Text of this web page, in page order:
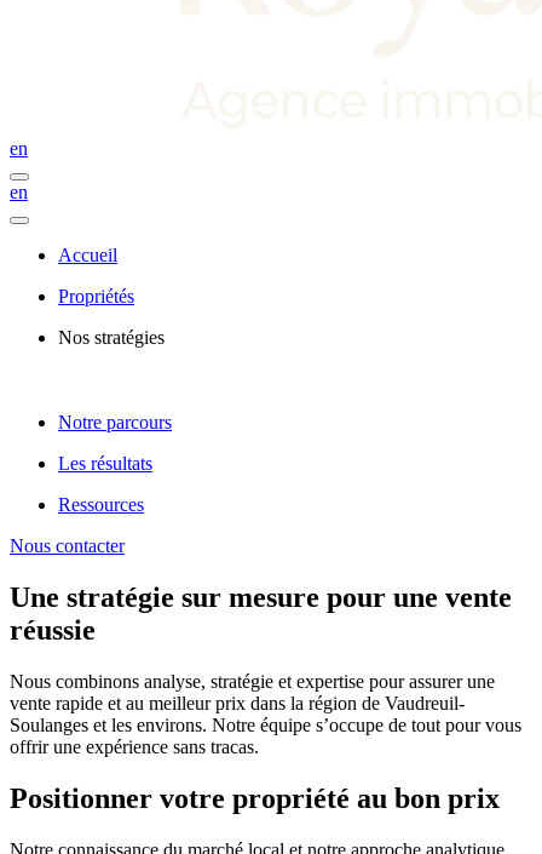
en
en
Accueil
Propriétés
Nos stratégies
Notre parcours
Les résultats
Ressources
Nous contacter
Une stratégie sur mesure pour une vente
réussie
Nous combinons analyse, stratégie et expertise pour assurer une
vente rapide et au meilleur prix dans la région de Vaudreuil-
Soulanges et les environs. Notre équipe s’occupe de tout pour vous
offrir une expérience sans tracas.
Positionner votre propriété au bon prix
Notre connaissance du marché local et notre approche analytique